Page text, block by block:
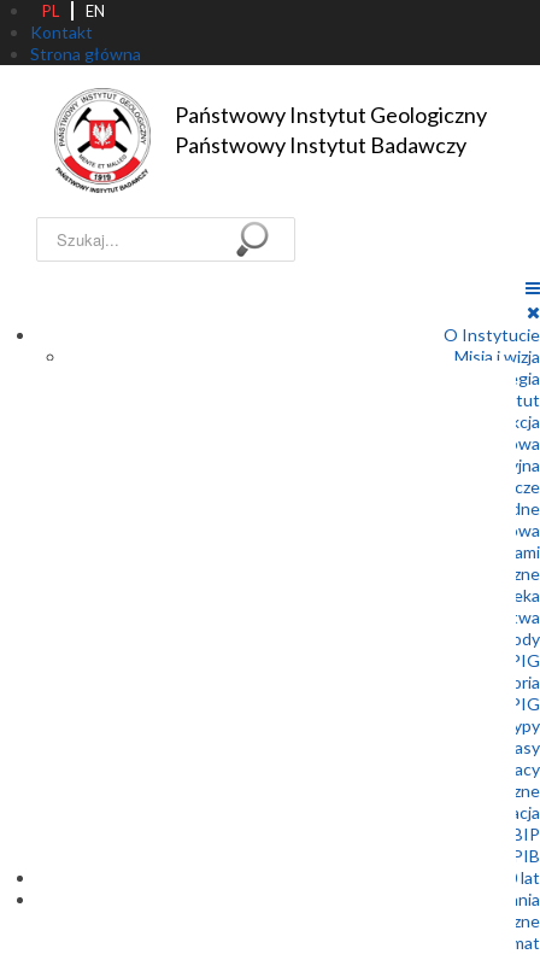
PL EN
Kontakt
Strona główna
Państwowy Instytut Geologiczny
Państwowy Instytut Badawczy
Szukaj...
O Instytucie
Misja i wizja
Strategia
Statut
Dyrekcja
Rada Naukowa
Struktura organizacyjna
Państwowa Służba Geologiczna – Prawo geologiczne i górnicze
Państwowa Służba Geologiczna – Prawo wodne
Współpraca międzynarodowa
Współpraca z samorządami
Muzeum Geologiczne
Biblioteka
Wydawnictwa
Nagrody
Złota Odznaka PIG
Historia
Stowarzyszenie Emerytowanych Pracowników PIG
Logotypy
Dla prasy
Oferty pracy
Zamówienia publiczne
Kontakt i lokalizacja
BIP
Patronaty Dyrektora PIG-PIB
100 lat
Badania
Bezpieczeństwo energetyczne
Energia i klimat